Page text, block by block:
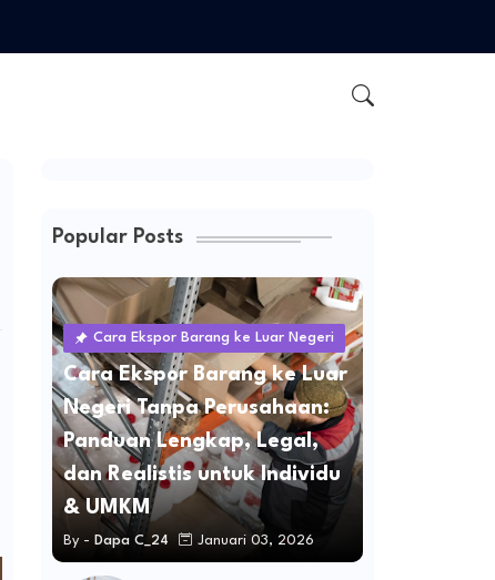
Popular Posts
Cara Ekspor Barang ke Luar Negeri
Cara Ekspor Barang ke Luar
Negeri Tanpa Perusahaan:
Panduan Lengkap, Legal,
dan Realistis untuk Individu
& UMKM
By - Dapa C_24 Januari 03, 2026